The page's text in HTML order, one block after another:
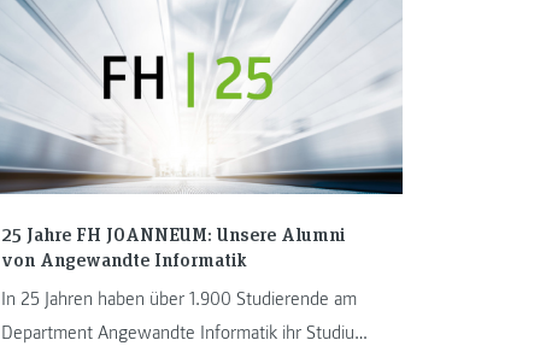
25 Jahre FH JOANNEUM: Unsere Alumni
von Angewandte Informatik
In 25 Jahren haben über 1.900 Studierende am
Department Angewandte Informatik ihr Studium